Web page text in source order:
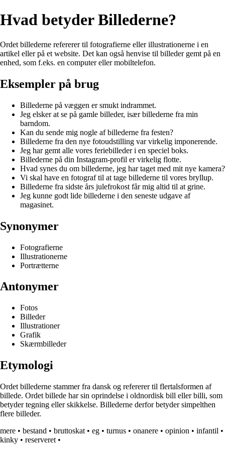
Hvad betyder Billederne?
Ordet billederne refererer til fotografierne eller illustrationerne i en
artikel eller på et website. Det kan også henvise til billeder gemt på en
enhed, som f.eks. en computer eller mobiltelefon.
Eksempler på brug
Billederne på væggen er smukt indrammet.
Jeg elsker at se på gamle billeder, især billederne fra min
barndom.
Kan du sende mig nogle af billederne fra festen?
Billederne fra den nye fotoudstilling var virkelig imponerende.
Jeg har gemt alle vores feriebilleder i en speciel boks.
Billederne på din Instagram-profil er virkelig flotte.
Hvad synes du om billederne, jeg har taget med mit nye kamera?
Vi skal have en fotograf til at tage billederne til vores bryllup.
Billederne fra sidste års julefrokost får mig altid til at grine.
Jeg kunne godt lide billederne i den seneste udgave af
magasinet.
Synonymer
Fotografierne
Illustrationerne
Portrætterne
Antonymer
Fotos
Billeder
Illustrationer
Grafik
Skærmbilleder
Etymologi
Ordet billederne stammer fra dansk og refererer til flertalsformen af
billede. Ordet billede har sin oprindelse i oldnordisk bill eller billi, som
betyder tegning eller skikkelse. Billederne derfor betyder simpelthen
flere billeder.
mere • bestand • bruttoskat • eg • turnus • onanere • opinion • infantil •
kinky • reserveret •